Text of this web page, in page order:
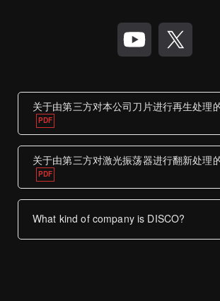
关于由第三方对本公司刀片进行再生处理
关于由第三方对激光振荡器进行翻新处理
What kind of company is DISCO?